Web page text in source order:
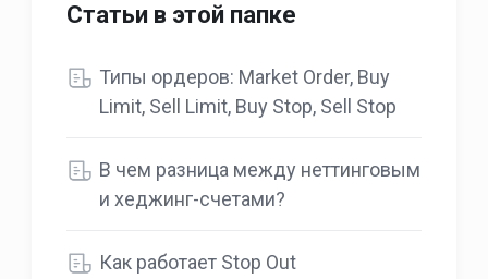
Статьи в этой папке
Типы ордеров: Market Order, Buy
Limit, Sell Limit, Buy Stop, Sell Stop
В чем разница между неттинговым
и хеджинг-счетами?
Как работает Stop Out